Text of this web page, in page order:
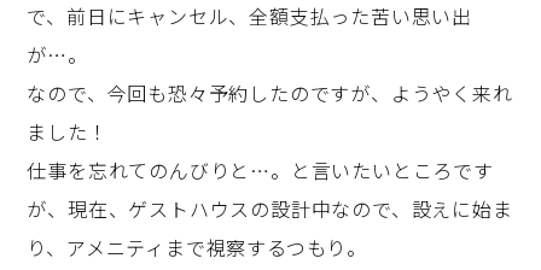
で、前日にキャンセル、全額支払った苦い思い出
が…。
なので、今回も恐々予約したのですが、ようやく来れ
ました！
仕事を忘れてのんびりと…。と言いたいところです
が、現在、ゲストハウスの設計中なので、設えに始ま
り、アメニティまで視察するつもり。